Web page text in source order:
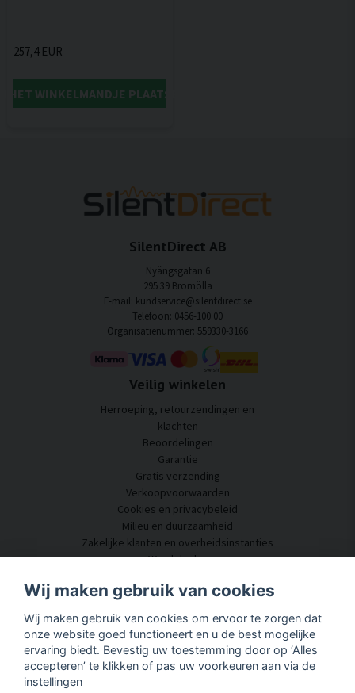
257,4 EUR
HET WINKELMANDJE PLAATSEN
SilentDirect AB
Nyängsgatan 6
295 39 Bromölla
E-mail: kundservice@silentdirect.se
Telefoon: 0456-100 00
Organisatienummer: 559330-3166
Veilig winkelen
Herroeping, retourzendingen en
klachten
Beoordelingen
Garantie
Gratis verzending
Verkoopvoorwaarden
Cookies en privacybeleid
Milieu en duurzaamheid
Zakelijke klanten en overheidsinstanties
Word dealer
Klantenservice
Neem contact met ons op
Akoestisch advies
Montage en installatie
Vragen en antwoorden
Wij maken gebruik van cookies
Wij maken gebruik van cookies om ervoor te zorgen dat
onze website goed functioneert en u de best mogelijke
ervaring biedt. Bevestig uw toestemming door op ‘Alles
accepteren’ te klikken of pas uw voorkeuren aan via de
instellingen